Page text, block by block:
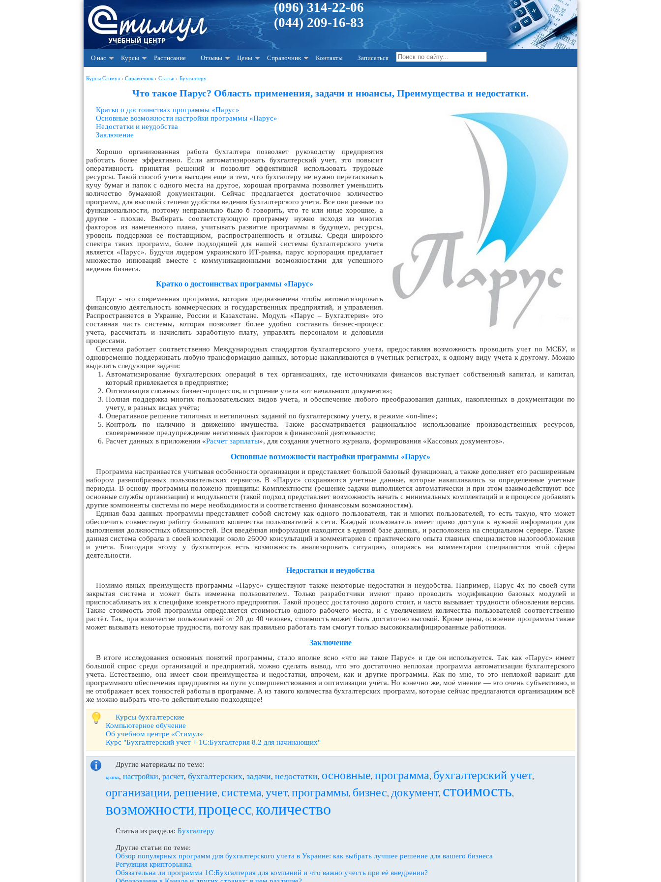
(096) 314-22-06
(044) 209-16-83
О нас Курсы Расписание Отзывы Цены Справочник Контакты Записаться
Курсы Стимул › Справочник › Статьи › Бухгалтеру
Что такое Парус? Область применения, задачи и нюансы, Преимущества и недостатки.
Кратко о достоинствах программы «Парус»
Основные возможности настройки программы «Парус»
Недостатки и неудобства
Заключение
Хорошо организованная работа бухгалтера позволяет руководству предприятия
работать более эффективно. Если автоматизировать бухгалтерский учет, это повысит
оперативность принятия решений и позволит эффективней использовать трудовые
ресурсы. Такой способ учета выгоден еще и тем, что бухгалтеру не нужно перетаскивать
кучу бумаг и папок с одного места на другое, хорошая программа позволяет уменьшить
количество бумажной документации. Сейчас предлагается достаточное количество
программ, для высокой степени удобства ведения бухгалтерского учета. Все они разные по
функциональности, поэтому неправильно было б говорить, что те или иные хорошие, а
другие - плохие. Выбирать соответствующую программу нужно исходя из многих
факторов из намеченного плана, учитывать развитие программы в будущем, ресурсы,
уровень поддержки ее поставщиком, распространенность и отзывы. Среди широкого
спектра таких программ, более подходящей для нашей системы бухгалтерского учета
является «Парус». Будучи лидером украинского ИТ-рынка, парус корпорация предлагает
множество инноваций вместе с коммуникационными возможностями для успешного
ведения бизнеса.
Кратко о достоинствах программы «Парус»
Парус - это современная программа, которая предназначена чтобы автоматизировать
финансовую деятельность коммерческих и государственных предприятий, и управления.
Распространяется в Украине, России и Казахстане. Модуль «Парус – Бухгалтерия» это
составная часть системы, которая позволяет более удобно составить бизнес-процесс
учета, рассчитать и начислить заработную плату, управлять персоналом и деловыми
процессами.
Система работает соответственно Международных стандартов бухгалтерского учета, предоставляя возможность проводить учет по МСБУ, и
одновременно поддерживать любую трансформацию данных, которые накапливаются в учетных регистрах, к одному виду учета к другому. Можно
выделить следующие задачи:
Автоматизирование бухгалтерских операций в тех организациях, где источниками финансов выступает собственный капитал, и капитал,
который привлекается в предприятие;
Оптимизация сложных бизнес-процессов, и строение учета «от начального документа»;
Полная поддержка многих пользовательских видов учета, и обеспечение любого преобразования данных, накопленных в документации по
учету, в разных видах учёта;
Оперативное решение типичных и нетипичных заданий по бухгалтерскому учету, в режиме «on-line»;
Контроль по наличию и движению имущества. Также рассматривается рациональное использование производственных ресурсов,
своевременное предупреждение негативных факторов в финансовой деятельности;
Расчет данных в приложении «Расчет зарплаты», для создания учетного журнала, формирования «Кассовых документов».
Основные возможности настройки программы «Парус»
Программа настраивается учитывая особенности организации и представляет большой базовый функционал, а также дополняет его расширенным
набором разнообразных пользовательских сервисов. В «Парус» сохраняются учетные данные, которые накапливались за определенные учетные
периоды. В основу программы положено принципы: Комплектности (решение задачи выполняется автоматически и при этом взаимодействуют все
основные службы организации) и модульности (такой подход представляет возможность начать с минимальных комплектаций и в процессе добавлять
другие компоненты системы по мере необходимости и соответственно финансовым возможностям).
Единая база данных программы представляет собой систему как одного пользователя, так и многих пользователей, то есть такую, что может
обеспечить совместную работу большого количества пользователей в сети. Каждый пользователь имеет право доступа к нужной информации для
выполнения должностных обязанностей. Вся введённая информация находится в единой базе данных, и расположена на специальном сервере. Также
данная система собрала в своей коллекции около 26000 консультаций и комментариев с практического опыта главных специалистов налогообложения
и учёта. Благодаря этому у бухгалтеров есть возможность анализировать ситуацию, опираясь на комментарии специалистов этой сферы
деятельности.
Недостатки и неудобства
Помимо явных преимуществ программы «Парус» существуют также некоторые недостатки и неудобства. Например, Парус 4х по своей сути
закрытая система и может быть изменена пользователем. Только разработчики имеют право проводить модификацию базовых модулей и
приспосабливать их к специфике конкретного предприятия. Такой процесс достаточно дорого стоит, и часто вызывает трудности обновления версии.
Также стоимость этой программы определяется стоимостью одного рабочего места, и с увеличением количества пользователей соответственно
растёт. Так, при количестве пользователей от 20 до 40 человек, стоимость может быть достаточно высокой. Кроме цены, освоение программы также
может вызывать некоторые трудности, потому как правильно работать там смогут только высококвалифицированные работники.
Заключение
В итоге исследования основных понятий программы, стало вполне ясно «что же такое Парус» и где он используется. Так как «Парус» имеет
большой спрос среди организаций и предприятий, можно сделать вывод, что это достаточно неплохая программа автоматизации бухгалтерского
учета. Естественно, она имеет свои преимущества и недостатки, впрочем, как и другие программы. Как по мне, то это неплохой вариант для
программного обеспечения предприятия на пути усовершенствования и оптимизации учёта. Но конечно же, моё мнение — это очень субъективно, и
не отображает всех тонкостей работы в программе. А из такого количества бухгалтерских программ, которые сейчас предлагаются организациям всё
же можно выбрать что-то действительно подходящее!
Курсы бухгалтерские
Компьютерное обучение
Об учебном центре «Стимул»
Курс "Бухгалтерский учет + 1С:Бухгалтерия 8.2 для начинающих"
Другие материалы по теме:
кратко, настройки, расчет, бухгалтерских, задачи, недостатки, основные, программа, бухгалтерский учет,
организации, решение, система, учет, программы, бизнес, документ, стоимость,
возможности, процесс, количество
Статьи из раздела: Бухгалтеру
Другие статьи по теме:
Обзор популярных программ для бухгалтерского учета в Украине: как выбрать лучшее решение для вашего бизнеса
Регуляция крипторынка
Обязательна ли программа 1С:Бухгалтерия для компаний и что важно учесть при её внедрении?